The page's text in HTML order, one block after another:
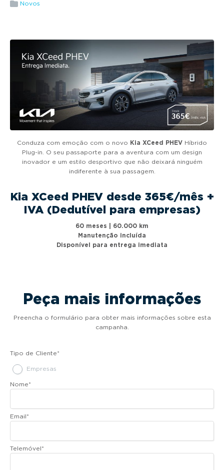
g
i
o
n
Novos
Conduza com emoção com o novo Kia XCeed PHEV Híbrido
Plug-in. O seu passaporte para a aventura com um design
inovador e um estilo desportivo que não deixará ninguém
indiferente à sua passagem.
Kia XCeed PHEV desde 365€/mês +
IVA (Dedutível para empresas)
60 meses | 60.000 km
Manutenção incluída
Disponível para entrega imediata
Peça mais informações
Preencha o formulário para obter mais informações sobre esta
campanha.
Tipo de Cliente*
Empresas
Nome*
Email*
Telemóvel*